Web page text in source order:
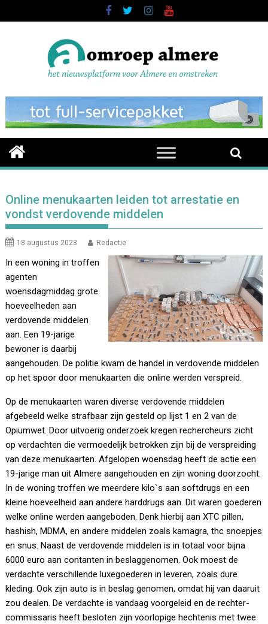
to
Online menukaarten leiden tot arrestatie en
vondst verdovende middelen
18 augustus 2023 Redactie
In een woning in troffen
agenten
woensdagmiddag grote
hoeveelheden aan
verdovende middelen
aan. Een 19-jarige
bewoner is daarbij
aangehouden. De politie kwam de handel in verdovende middelen
op het spoor door menukaarten die online werden verspreid.
Op de menukaarten waren diverse verdovende middelen
afgebeeld welke strafbaar zijn gesteld op lijst 1 en 2 van de
Opiumwet. Door uitvoerig onderzoek kregen rechercheurs zicht
op verdachten die vermoedelijk betrokken zijn bij de verspreiding
van deze menukaarten. Afgelopen woensdag heeft de actie een
19-jarige man uit Almere aangehouden en zijn woning doorzocht.
In de woning troffen we meerdere kilo`s aan softdrugs en een
kleine hoeveelheid aan andere harddrugs aan. Dit waren goederen
welke online werden aangeboden. Denk hierbij aan XTC pillen,
hashish, MDMA, en andere middelen zoals kamagra, thc snoepjes
en snus. Naast de verdovende middelen is in totaal voor bijna
6000 euro aan contanten in beslaggenomen. Ook moest de
verdachte verschillende luxegoederen in leveren, zoals dure
kleding. Ook zijn auto is in beslag genomen, omdat hij van daaruit
zou dealen. De verdachte is vandaag voorgeleid en de rechter-
commissaris heeft besloten zijn voorlopige hechtenis met twee